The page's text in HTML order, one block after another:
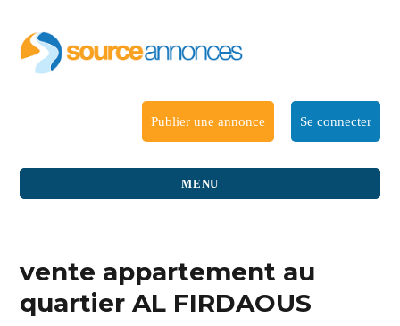
Publier une annonce Se connecter
MENU
vente appartement au
quartier AL FIRDAOUS